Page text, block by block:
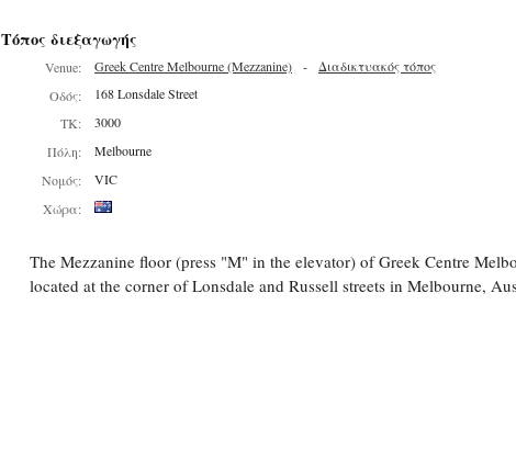
Τόπος διεξαγωγής
Venue: Greek Centre Melbourne (Mezzanine) - Διαδικτυακός τόπος
Οδός:
168 Lonsdale Street
ΤΚ:
3000
Πόλη:
Melbourne
Νομός:
VIC
Χώρα:
The Mezzanine floor (press "M" in the elevator) of Greek Centre
located at the corner of Lonsdale and Russell streets in Melbourne,